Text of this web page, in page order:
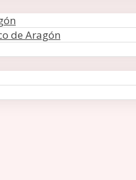
de Aragón